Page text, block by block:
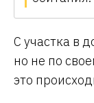
С участка в
но не по
это